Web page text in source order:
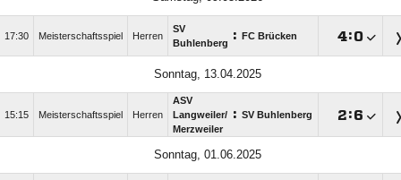
17:30 Meisterschaftsspiel Herren
SV
Buhlenberg : FC Brücken :
Sonntag, 13.04.2025
15:15 Meisterschaftsspiel Herren
ASV
Langweiler/​
Merzweiler
: SV Buhlenberg :
Sonntag, 01.06.2025